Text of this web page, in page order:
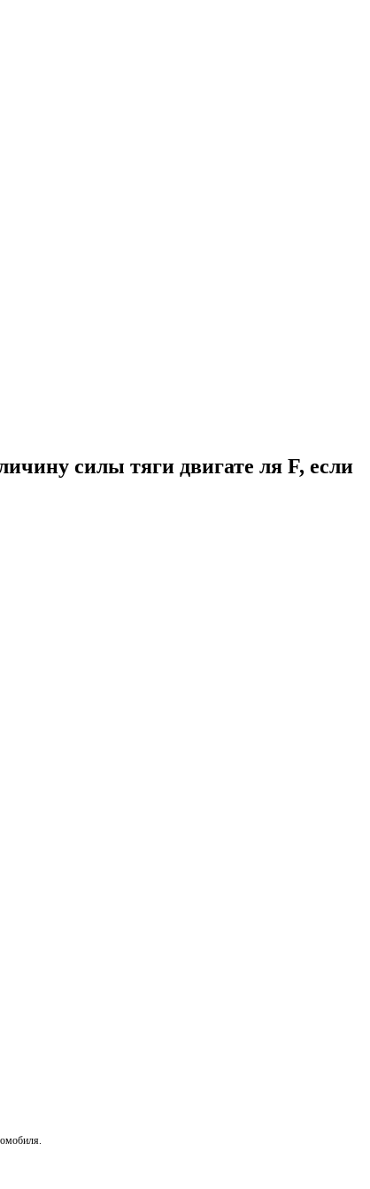
силы тяги двигате ля F, если